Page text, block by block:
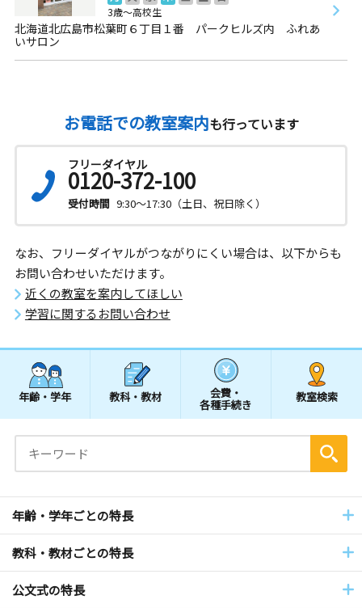
3歳～高校生
北海道北広島市松葉町６丁目１番 パークヒルズ内 ふれあ
いサロン
お電話での教室案内も行っています
フリーダイヤル
0120-372-100
受付時間 9:30～17:30（土日、祝日除く）
なお、フリーダイヤルがつながりにくい場合は、以下からも
お問い合わせいただけます。
近くの教室を案内してほしい
学習に関するお問い合わせ
年齢・学年 教科・教材 会費・
各種手続き
教室検索
年齢・学年ごとの特長
教科・教材ごとの特長
公文式の特長